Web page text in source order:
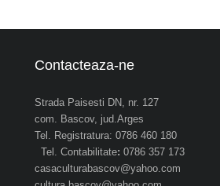
Contacteaza-ne
Strada Paisesti DN, nr. 127
com. Bascov, jud.Arges
Tel. Registratura: 0786 460 180
Tel. Contabilitate: 0786 357 173
casaculturabascov@yahoo.com